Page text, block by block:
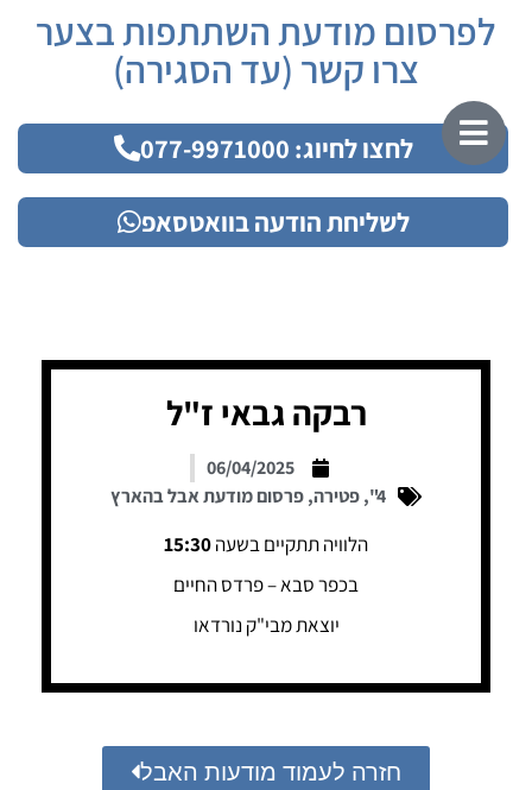
לפרסום מודעת השתתפות בצער
צרו קשר (עד הסגירה)
לחצו לחיוג: 077-9971000
לשליחת הודעה בוואטסאפ
רבקה גבאי ז"ל
06/04/2025
4"
,פטירה,פרסום מודעת אבל בהארץ
הלוויה תתקיים בשעה15:30
בכפר סבא – פרדס החיים
יוצאת מבי"ק נורדאו
חזרה לעמוד מודעות האבל